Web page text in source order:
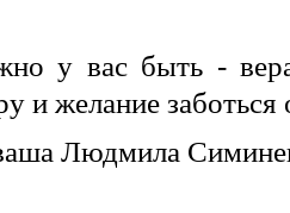
у вас быть -
и желание заботься
Людмила